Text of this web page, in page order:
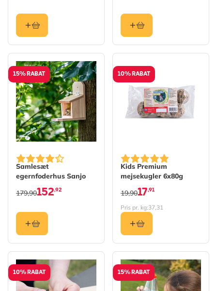
15% RABAT
Samlesæt
egernfoderhus Sanjo
152,92
179,90
10% RABAT
Kids Premium
mejsekugler 6x80g
17,91
19,90
Pris pr. kg:37,31
10% RABAT 15% RABAT